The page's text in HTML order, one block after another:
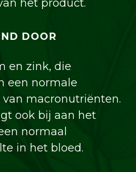
het product.
DOOR
en zink, die
een normale
macronutriënten.
ook bij aan het
normaal
in het bloed.